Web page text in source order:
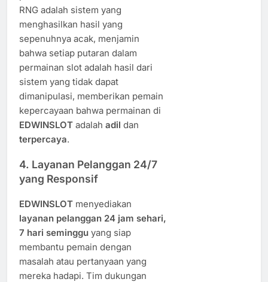
RNG adalah sistem yang
menghasilkan hasil yang
sepenuhnya acak, menjamin
bahwa setiap putaran dalam
permainan slot adalah hasil dari
sistem yang tidak dapat
dimanipulasi, memberikan pemain
kepercayaan bahwa permainan di
EDWINSLOT adalah adil dan
terpercaya.
4. Layanan Pelanggan 24/7
yang Responsif
EDWINSLOT menyediakan
layanan pelanggan 24 jam sehari,
7 hari seminggu yang siap
membantu pemain dengan
masalah atau pertanyaan yang
mereka hadapi. Tim dukungan